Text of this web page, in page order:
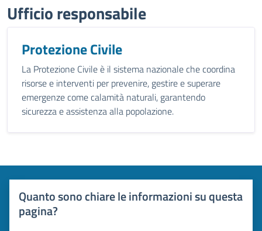
Ufficio responsabile
Protezione Civile
La Protezione Civile è il sistema nazionale che coordina
risorse e interventi per prevenire, gestire e superare
emergenze come calamità naturali, garantendo
sicurezza e assistenza alla popolazione.
Quanto sono chiare le informazioni su questa
pagina?